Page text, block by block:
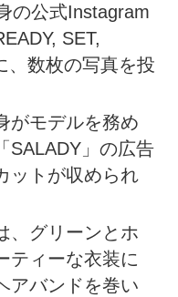
の公式Instagram
SET,
、数枚の写真を投
がモデルを務め
SALADY」の広告
ットが収められ
、グリーンとホ
ティーな衣装に
アバンドを巻い